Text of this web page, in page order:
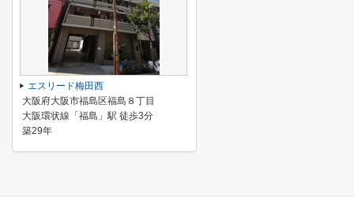
エスリード梅田西
大阪府大阪市福島区福島８丁目
大阪環状線「福島」駅 徒歩3分
築29年